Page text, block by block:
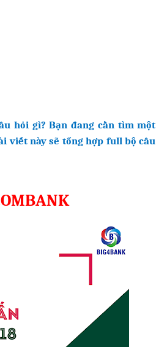
hỏi gì? Bạn đang cần tìm một
viết này sẽ tổng hợp full bộ câu